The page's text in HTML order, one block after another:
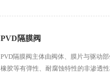
PVD隔膜阀
PVD隔膜阀主体由阀体、膜片与驱动
橡胶等有弹性、耐腐蚀特性的非渗透